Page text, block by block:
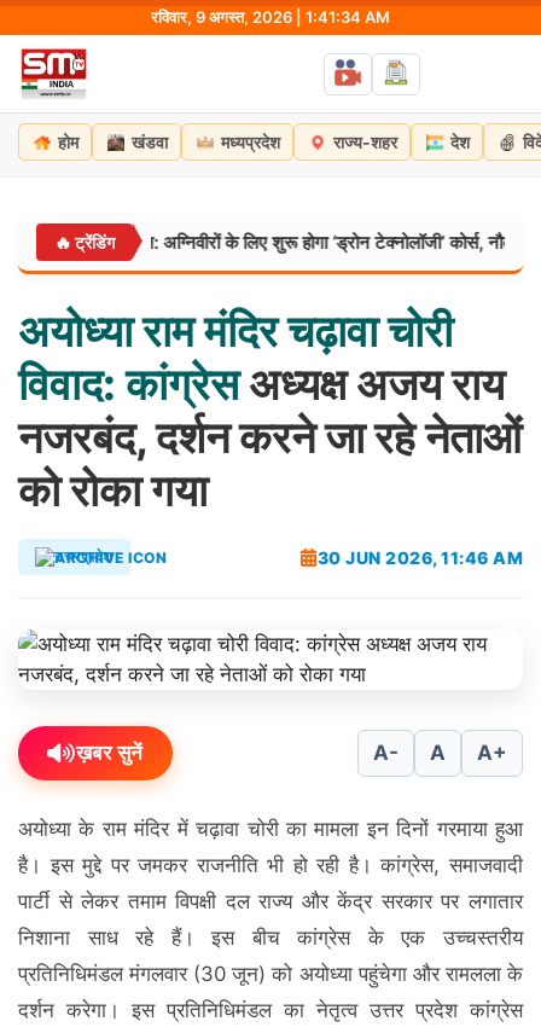
content
रविवार, 9 अगस्त, 2026 | 1:41:35 AM
होम खंडवा मध्यप्रदेश राज्य-शहर देश
🔥 ट्रेंडिंग
की नई पहल: अग्निवीरों के लिए शुरू होगा ‘ड्रोन टेक्नोलॉजी’ कोर्स, नौकरी के साथ
अयोध्याराममंदिरचढ़ावाचोरी
विवाद: कांग्रेसअध्यक्ष अजय राय
नजरबंद, दर्शन करने जा रहे नेताओं
को रोका गया
उत्तरप्रदेश 30 JUN 2026, 11:46 AM
ख़बर सुनें A- A A+
अयोध्या के राम मंदिर में चढ़ावा चोरी का मामला इन दिनों गरमाया हुआ
है। इस मुद्दे पर जमकर राजनीति भी हो रही है। कांग्रेस, समाजवादी
पार्टी से लेकर तमाम विपक्षी दल राज्य और केंद्र सरकार पर लगातार
निशाना साध रहे हैं। इस बीच कांग्रेस के एक उच्चस्तरीय
प्रतिनिधिमंडल मंगलवार (30 जून) को अयोध्या पहुंचेगा और रामलला के
दर्शन करेगा। इस प्रतिनिधिमंडल का नेतृत्व उत्तर प्रदेश कांग्रेस